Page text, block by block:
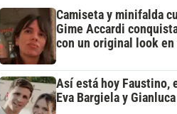
Camiseta y minifalda
Gime Accardi
con un original look
Así está hoy Faustino,
Eva Bargiela y